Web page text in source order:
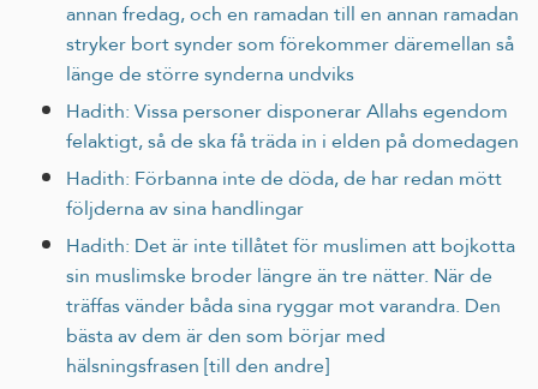
annan fredag, och en ramadan till en annan ramadan
stryker bort synder som förekommer däremellan så
länge de större synderna undviks
Hadith: Vissa personer disponerar Allahs egendom
felaktigt, så de ska få träda in i elden på domedagen
Hadith: Förbanna inte de döda, de har redan mött
följderna av sina handlingar
Hadith: Det är inte tillåtet för muslimen att bojkotta
sin muslimske broder längre än tre nätter. När de
träffas vänder båda sina ryggar mot varandra. Den
bästa av dem är den som börjar med
hälsningsfrasen [till den andre]